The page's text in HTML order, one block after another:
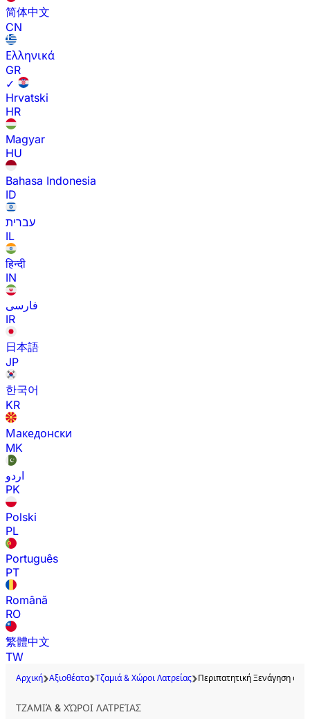
简体中文
CN
Ελληνικά
GR
✓
Hrvatski
HR
Magyar
HU
Bahasa Indonesia
ID
עברית
IL
हिन्दी
IN
فارسی
IR
日本語
JP
한국어
KR
Македонски
MK
اردو
PK
Polski
PL
Português
PT
Română
RO
繁體中文
TW
Αρχική Αξιοθέατα Τζαμιά & Χώροι Λατρείας Περιπατητική Ξενάγηση
ΤΖΑΜΙΆ & ΧΏΡΟΙ ΛΑΤΡΕΊΑΣ